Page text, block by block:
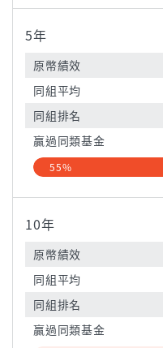
5年
原幣績效
同組平均
同組排名
贏過同類基金
55%
10年
原幣績效
同組平均
同組排名
贏過同類基金